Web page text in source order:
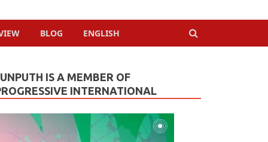
BLOG ENGLISH
IS A MEMBER OF
INTERNATIONAL